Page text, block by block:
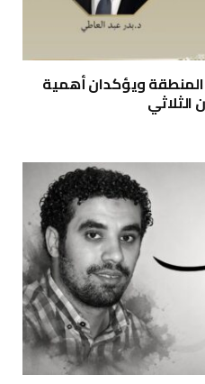
المنطقة ويؤكدان أهمية
الثلاثي